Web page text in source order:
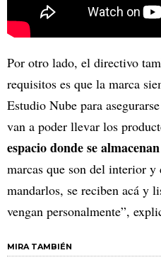
Por otro lado, el directivo
requisitos es que la marca
Estudio Nube para
van a poder llevar los
espacio donde se
marcas que son del interior y
mandarlos, se reciben acá y
vengan personalmente”,
MIRA TAMBIÉN